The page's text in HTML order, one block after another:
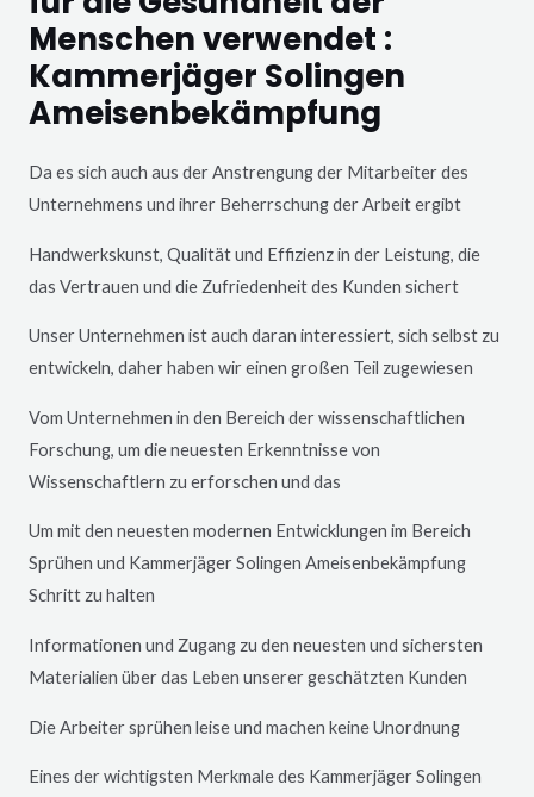
Menschen verwendet :
Kammerjäger Solingen
Ameisenbekämpfung
Da es sich auch aus der Anstrengung der Mitarbeiter des
Unternehmens und ihrer Beherrschung der Arbeit ergibt
Handwerkskunst, Qualität und Effizienz in der Leistung, die
das Vertrauen und die Zufriedenheit des Kunden sichert
Unser Unternehmen ist auch daran interessiert, sich selbst zu
entwickeln, daher haben wir einen großen Teil zugewiesen
Vom Unternehmen in den Bereich der wissenschaftlichen
Forschung, um die neuesten Erkenntnisse von
Wissenschaftlern zu erforschen und das
Um mit den neuesten modernen Entwicklungen im Bereich
Sprühen und KammerjägerSolingen Ameisenbekämpfung
Schritt zu halten
Informationen und Zugang zu den neuesten und sichersten
Materialien über das Leben unserer geschätzten Kunden
Die Arbeiter sprühen leise und machen keine Unordnung
Eines der wichtigsten Merkmale des KammerjägerSolingen